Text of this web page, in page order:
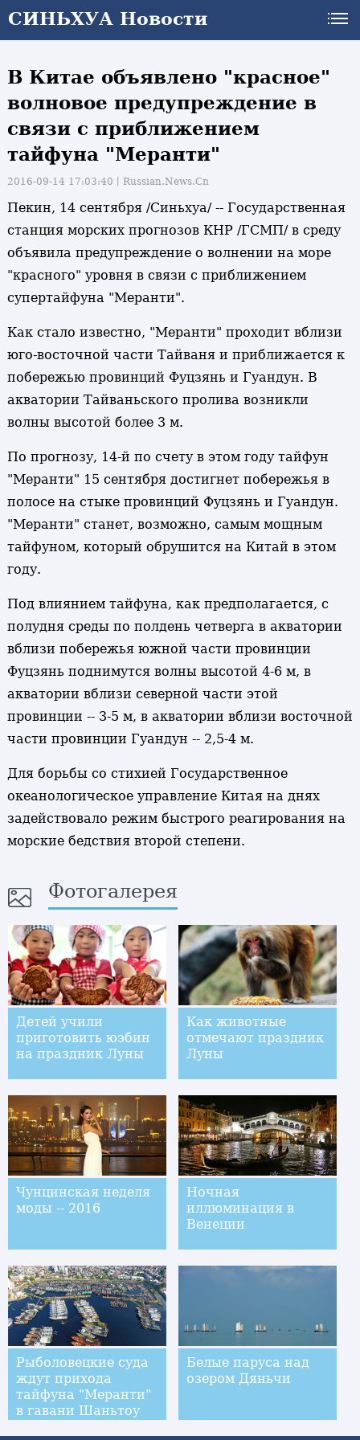
СИНЬХУА Новости
В Китае объявлено "красное"
волновое предупреждение в
связи с приближением
тайфуна "Меранти"
2016-09-14 17:03:40丨 Russian.News.Cn
Пекин, 14 сентября /Синьхуа/ -- Государственная
станция морских прогнозов КНР /ГСМП/ в среду
объявила предупреждение о волнении на море
"красного" уровня в связи с приближением
супертайфуна "Меранти".
Как стало известно, "Меранти" проходит вблизи
юго-восточной части Тайваня и приближается к
побережью провинций Фуцзянь и Гуандун. В
акватории Тайваньского пролива возникли
волны высотой более 3 м.
По прогнозу, 14-й по счету в этом году тайфун
"Меранти" 15 сентября достигнет побережья в
полосе на стыке провинций Фуцзянь и Гуандун.
"Меранти" станет, возможно, самым мощным
тайфуном, который обрушится на Китай в этом
году.
Под влиянием тайфуна, как предполагается, с
полудня среды по полдень четверга в акватории
вблизи побережья южной части провинции
Фуцзянь поднимутся волны высотой 4-6 м, в
акватории вблизи северной части этой
провинции -- 3-5 м, в акватории вблизи восточной
части провинции Гуандун -- 2,5-4 м.
Для борьбы со стихией Государственное
океанологическое управление Китая на днях
задействовало режим быстрого реагирования на
морские бедствия второй степени.
Фотогалерея
Детей учили
приготовить юэбин
на праздник Луны
Как животные
отмечают праздник
Луны
Чунцинская неделя
моды -- 2016
Ночная
иллюминация в
Венеции
Рыболовецкие суда
ждут прихода
тайфуна "Меранти"
в гавани Шаньтоу
Белые паруса над
озером Дяньчи